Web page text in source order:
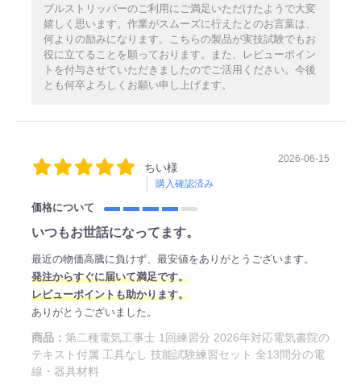
ブルストリッパーのご利用にご満足いただけたようで大変
嬉しく思います。作業がスムーズに行えたとのお言葉は、
何よりの励みになります。こちらの製品が実技試験でもお
役に立てることを願っております。また、レビューポイン
トを付与させていただきましたのでご活用ください。今後
とも何卒よろしくお願い申し上げます。
ちい様
購入確認済み
2026-06-15
価格について
いつもお世話になってます。
最近の物価高騰に負けず、最安値をありがとうございます。
発注からすぐに届いて満足です。
レビューポイントも助かります。
ありがとうございました。
商品： 第二種電気工事士 1回練習分 2026年対応電気書院の
テキスト付属 工具なし 技能試験練習セット 全13問分の電
線・器具材料